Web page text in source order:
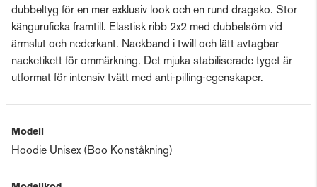
dubbeltyg för en mer exklusiv look och en rund dragsko. Stor
känguruficka framtill. Elastisk ribb 2x2 med dubbelsöm vid
ärmslut och nederkant. Nackband i twill och lätt avtagbar
nacketikett för ommärkning. Det mjuka stabiliserade tyget är
utformat för intensiv tvätt med anti-pilling-egenskaper.
Modell
Hoodie Unisex (Boo Konståkning)